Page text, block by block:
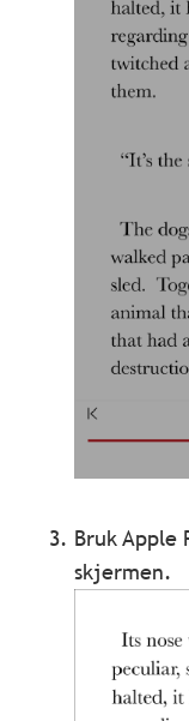
Bruk Apple
skjermen.